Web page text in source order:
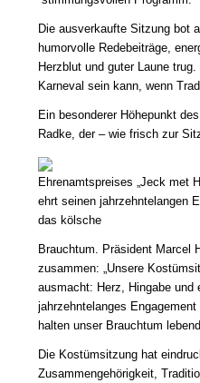
Die ausverkaufte Sitzung bot
humorvolle Redebeiträge,
Herzblut und guter Laune
Karneval sein kann, wenn
Ein besonderer Höhepunkt
Radke, der – wie frisch zur
Ehrenamtspreises „Jeck met
ehrt seinen jahrzehntelangen
das kölsche
Brauchtum. Präsident Marcel
zusammen: „Unsere
ausmacht: Herz, Hingabe und
jahrzehntelanges
halten unser Brauchtum
Die Kostümsitzung hat
Zusammengehörigkeit,